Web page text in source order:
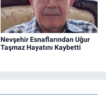
Nevşehir Esnaflarından Uğur
Taşmaz Hayatını Kaybetti